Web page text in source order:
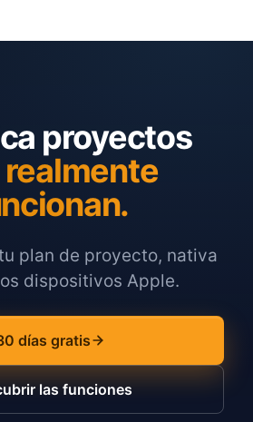
proyectos
plan de proyecto, nativa
dispositivos Apple.
días gratis
las funciones